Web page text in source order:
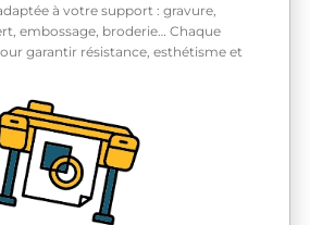
à votre support : gravure,
embossage, broderie… Chaque
garantir résistance, esthétisme et